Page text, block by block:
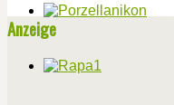
Anzeige